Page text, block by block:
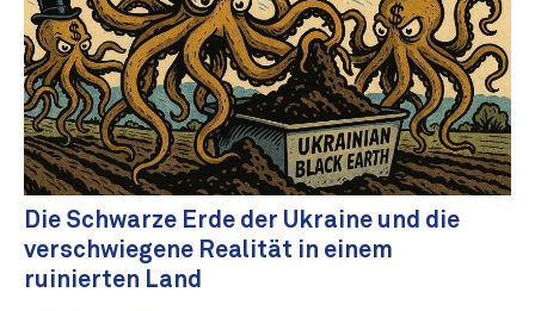
Die Schwarze Erde der Ukraine und die
verschwiegene Realität in einem
ruinierten Land